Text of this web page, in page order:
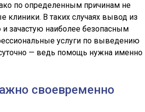
по определенным причинам не
клиники. В таких случаях вывод из
зачастую наиболее безопасным
услуги по выведению
— ведь помощь нужна именно
своевременно